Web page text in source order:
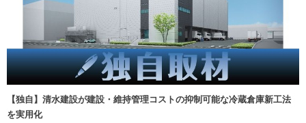
【独自】清水建設が建設・維持管理コストの抑制可能な冷蔵倉庫新工法
を実用化